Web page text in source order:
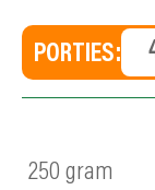
PORTIES:
250 gram